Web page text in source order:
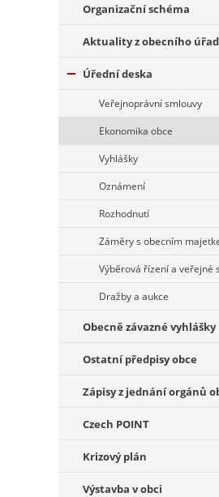
Organizační schéma
Aktuality z obecního
Úřední deska
Veřejnoprávní smlouvy
Ekonomika obce
Vyhlášky
Oznámení
Rozhodnutí
Záměry s obecním
Výběrová řízení a veřejné
Dražby a aukce
Obecně závazné vyhlášky
Ostatní předpisy obce
Zápisy z jednání orgánů
Czech POINT
Krizový plán
Výstavba v obci